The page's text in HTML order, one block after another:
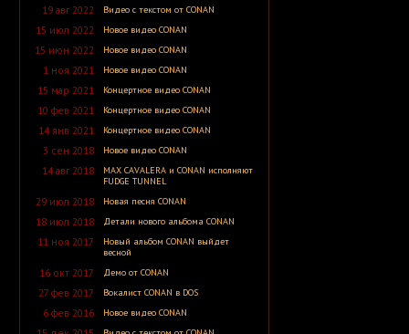
A Silver Mt. Zion
A Slow in Dance
A Sound of Thunder
A Stained Glass Romance
A Static Lullaby
A Storm of Light
A Story of Rats
A Sun Traverse
A Swarm of the Sun
A Tempered Heart
A Trust Unclean
A Wake in Providence
A Wanted Awakening
A Wilhelm Scream
A Winter Lost
A Wolf That Was a Victim
A za solntsem luna...
Aäkon Këëtrëh
A-Morality
A-NET
19 авг 2022 Видео с текстом от CONAN
15 июл 2022 Новое видео CONAN
15 июн 2022 Новое видео CONAN
1 ноя 2021 Новое видео CONAN
15 мар 2021 Концертное видео CONAN
10 фев 2021 Концертное видео CONAN
14 янв 2021 Концертное видео CONAN
3 сен 2018 Новое видео CONAN
14 авг 2018
MAX CAVALERA и CONAN исполняют
FUDGE TUNNEL
29 июл 2018 Новая песня CONAN
18 июл 2018 Детали нового альбома CONAN
11 ноя 2017
Новый альбом CONAN выйдет
весной
16 окт 2017 Демо от CONAN
27 фев 2017 Вокалист CONAN в DOS
6 фев 2016 Новое видео CONAN